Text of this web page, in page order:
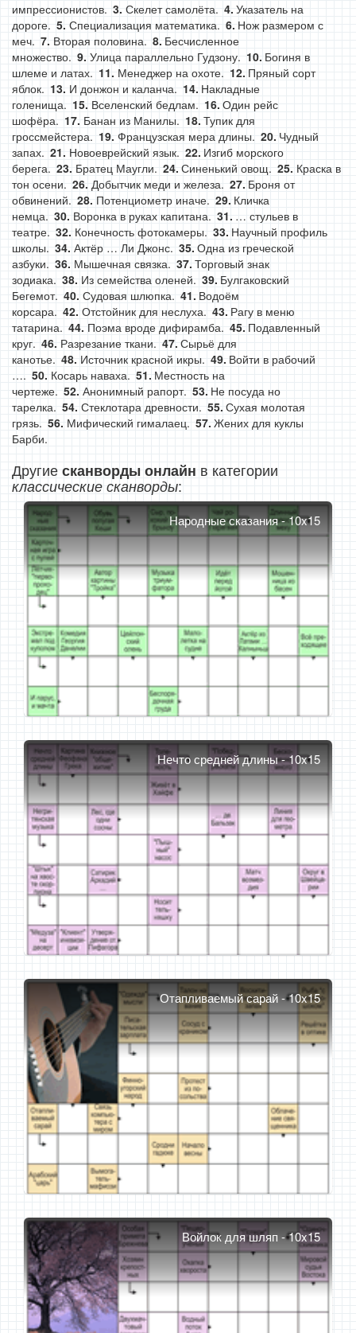
импрессионистов.
Скелет самолёта.
Указатель на
дороге.
Специализация математика.
Нож размером с
меч.
Вторая половина.
Бесчисленное
множество.
Улица параллельно Гудзону.
Богиня в
шлеме и латах.
Менеджер на охоте.
Пряный сорт
яблок.
И донжон и каланча.
Накладные
голенища.
Вселенский бедлам.
Один рейс
шофёра.
Банан из Манилы.
Тупик для
гроссмейстера.
Французская мера длины.
Чудный
запах.
Новоеврейский язык.
Изгиб морского
берега.
Братец Маугли. Синенький овощ.
Краска в
тон осени.
Добытчик меди и железа.
Броня от
обвинений.
Потенциометр иначе.
Кличка
немца.
Воронка в руках капитана.
… стульев в
театре.
Конечность фотокамеры.
Научный профиль
школы.
Актёр … Ли Джонс.
Одна из греческой
азбуки.
Мышечная связка.
Торговый знак
зодиака.
Из семейства оленей.
Булгаковский
Бегемот.
Судовая шлюпка.
Водоём
корсара.
Отстойник для неслуха.
Рагу в меню
татарина.
Поэма вроде дифирамба.
Подавленный
круг.
Разрезание ткани.
Сырьё для
канотье.
Источник красной икры.
Войти в рабочий
….
Косарь наваха.
Местность на
чертеже.
Анонимный рапорт.
Не посуда но
тарелка.
Стеклотара древности.
Сухая молотая
грязь.
Мифический гималаец.
Жених для куклы
Барби.
Другиесканворды онлайн в категории
классические сканворды:
Народные сказания - 10x15
Нечто средней длины - 10x15
Отапливаемый сарай - 10x15
Войлок для шляп - 10x15